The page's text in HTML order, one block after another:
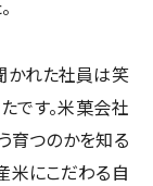
かれた社員は笑
です。米菓会社
育つのかを知る
米にこだわる自